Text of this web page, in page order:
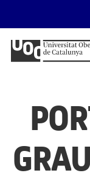
Mostra de treballs